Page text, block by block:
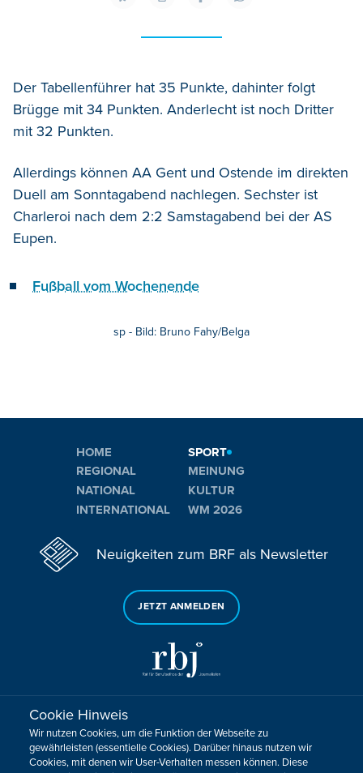
Der Tabellenführer hat 35 Punkte, dahinter folgt
Brügge mit 34 Punkten. Anderlecht ist noch Dritter
mit 32 Punkten.
Allerdings können AA Gent und Ostende im direkten
Duell am Sonntagabend nachlegen. Sechster ist
Charleroi nach dem 2:2 Samstagabend bei der AS
Eupen.
Fußball vom Wochenende
sp - Bild: Bruno Fahy/Belga
HOME
REGIONAL
NATIONAL
INTERNATIONAL
SPORT
MEINUNG
KULTUR
WM 2026
Neuigkeiten zum BRF als Newsletter
JETZT ANMELDEN
Sie haben noch Fragen oder Anmerkungen?
Cookie Hinweis
Wir nutzen Cookies, um die Funktion der Webseite zu
gewährleisten (essentielle Cookies). Darüber hinaus nutzen wir
Cookies, mit denen wir User-Verhalten messen können. Diese